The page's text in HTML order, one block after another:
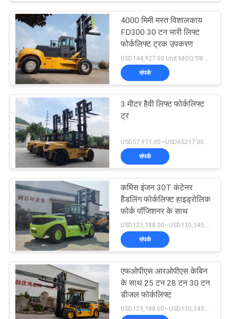
4000 मिमी मस्त विशालकाय
FD300 30 टन भारी लिफ्ट
फोर्कलिफ्ट ट्रक उपकरण
संपर्क
3 मीटर हैवी लिफ्ट फोर्कलिफ्ट
ट्र
संपर्क
कमिंस इंजन 30T कंटेनर
हैंडलिंग फोर्कलिफ्ट हाइड्रोलिक
फोर्क पॉजिशनर के साथ
USD123,188.00~USD130,345.00/ Unit MOQ:एक इकाई
संपर्क
एफओपीएस आरओपीएस केबिन
के साथ 25 टन 28 टन 30 टन
डीजल फोर्कलिफ्ट
USD123,188.00~USD130,345.00/ Unit MOQ:एक इकाई